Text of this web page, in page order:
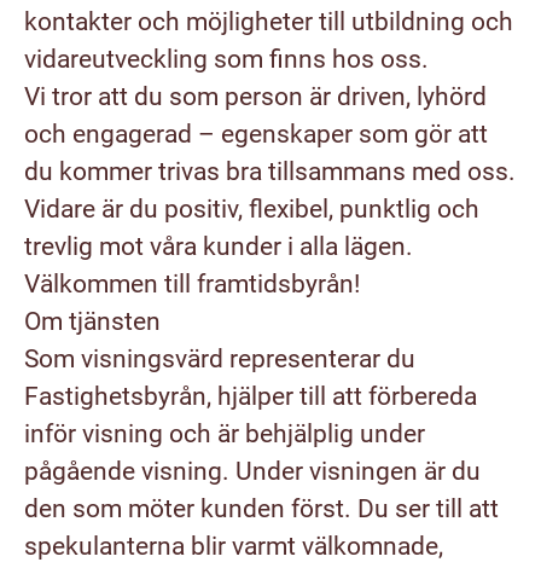
kontakter och möjligheter till utbildning och
vidareutveckling som finns hos oss.
Vi tror att du som person är driven, lyhörd
och engagerad – egenskaper som gör att
du kommer trivas bra tillsammans med oss.
Vidare är du positiv, flexibel, punktlig och
trevlig mot våra kunder i alla lägen.
Välkommen till framtidsbyrån!
Om tjänsten
Som visningsvärd representerar du
Fastighetsbyrån, hjälper till att förbereda
inför visning och är behjälplig under
pågående visning. Under visningen är du
den som möter kunden först. Du ser till att
spekulanterna blir varmt välkomnade,